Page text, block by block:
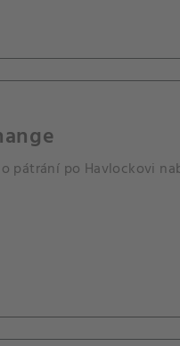
pátrání po Havlockovi